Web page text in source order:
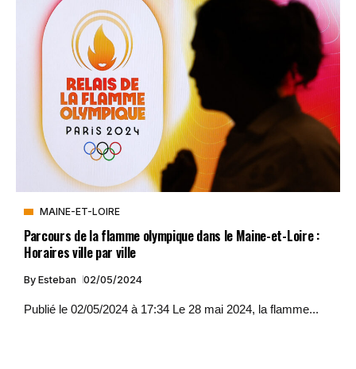
MAINE-ET-LOIRE
Parcours de la flamme olympique dans le Maine-et-Loire :
Horaires ville par ville
By Esteban 02/05/2024
Publié le 02/05/2024 à 17:34 Le 28 mai 2024, la flamme...